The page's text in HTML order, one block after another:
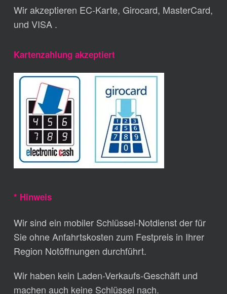
Wir akzeptieren EC-Karte, Girocard, MasterCard,
und VISA .
Kartenzahlung akzeptiert
* Hinweis
Wir sind ein mobiler Schlüssel-Notdienst der für
Sie ohne Anfahrtskosten zum Festpreis in Ihrer
Region Notöffnungen durchführt.
Wir haben kein Laden-Verkaufs-Geschäft und
machen auch keine Schlüssel nach.